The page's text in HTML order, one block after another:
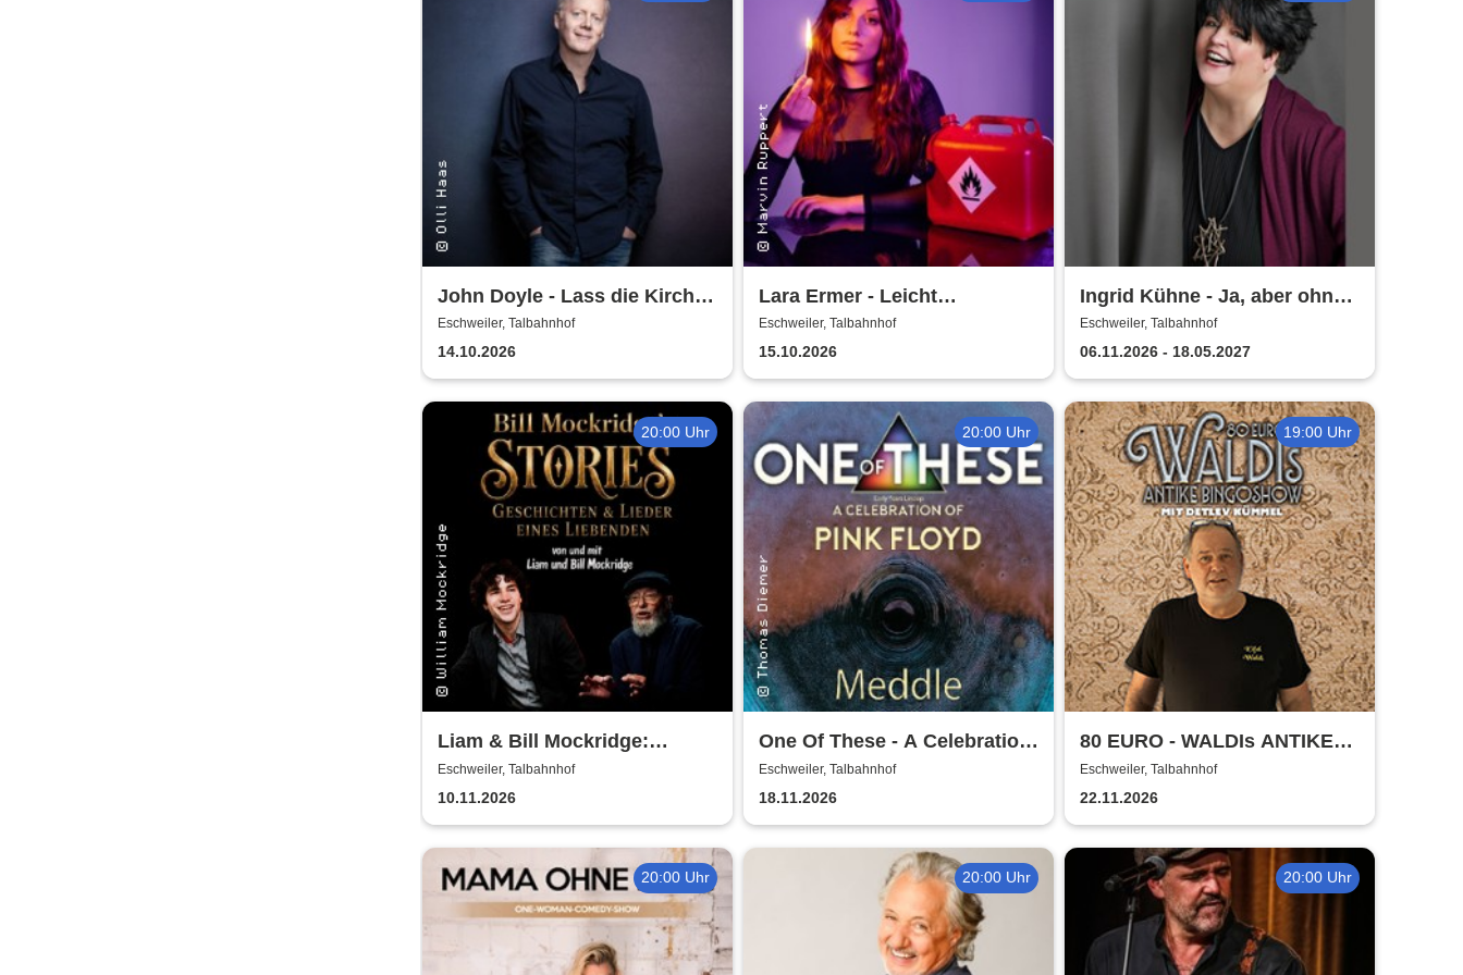
John Doyle - Lass die Kirche
im Dorf
Eschweiler, Talbahnhof
14.10.2026
Lara Ermer - Leicht
entflammbar
Eschweiler, Talbahnhof
15.10.2026
Ingrid Kühne - Ja, aber ohne
mich!
Eschweiler, Talbahnhof
06.11.2026 - 18.05.2027
20:00 Uhr
Liam & Bill Mockridge:
STORIES - Geschichten &
Lieder eines Liebenden
Eschweiler, Talbahnhof
10.11.2026
20:00 Uhr
One Of These - A Celebration
of Pink Floyd / Early Years:
Meddle
Eschweiler, Talbahnhof
18.11.2026
19:00 Uhr
80 EURO - WALDIs ANTIKE
BINGOSHOW
Eschweiler, Talbahnhof
22.11.2026
20:00 Uhr 20:00 Uhr 20:00 Uhr